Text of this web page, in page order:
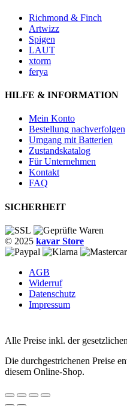
Richmond & Finch
Artwizz
Spigen
LAUT
xtorm
ferya
HILFE & INFORMATION
Mein Konto
Bestellung nachverfolgen
Umgang mit Batterien
Zustandskatalog
Für Unternehmen
Kontakt
FAQ
SICHERHEIT
© 2025 kavar Store
AGB
Widerruf
Datenschutz
Impressum
Alle Preise inkl. der
Die durchgestrichenen Preise
diesem Online-Shop.